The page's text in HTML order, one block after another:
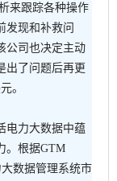
来跟踪各种操作
发现和补救问
公司也决定主动
出了问题后再更
。
电力大数据中蕴
。根据GTM
大数据管理系统市